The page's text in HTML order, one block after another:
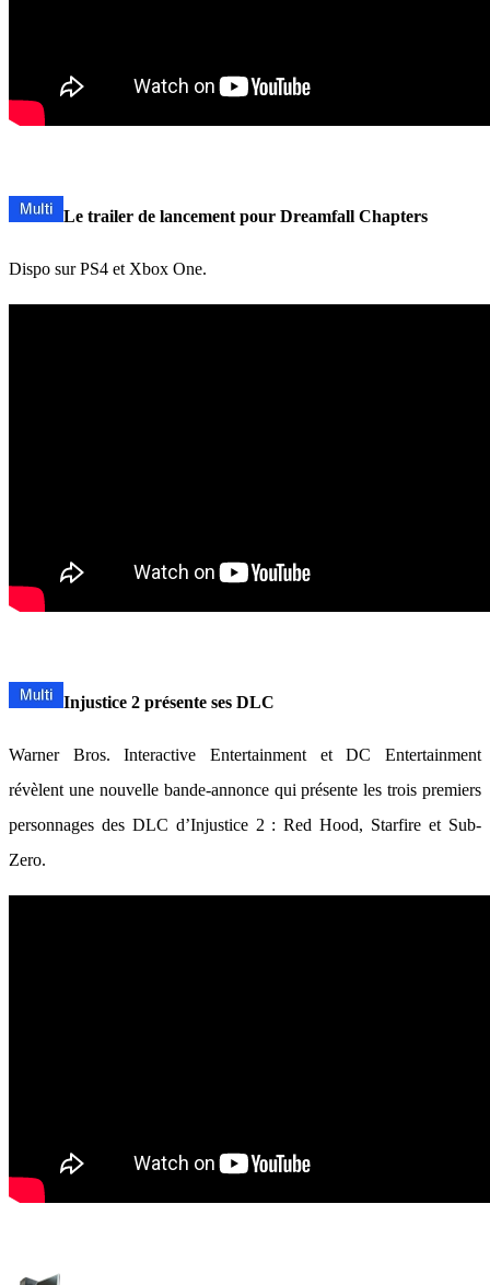
Le trailer de lancement pour Dreamfall Chapters
Dispo sur PS4 et Xbox One.
Injustice 2 présente ses DLC
Warner Bros. Interactive Entertainment et DC Entertainment
révèlent une nouvelle bande-annonce qui présente les trois premiers
personnages des DLC d’Injustice 2 : Red Hood, Starfire et Sub-
Zero.